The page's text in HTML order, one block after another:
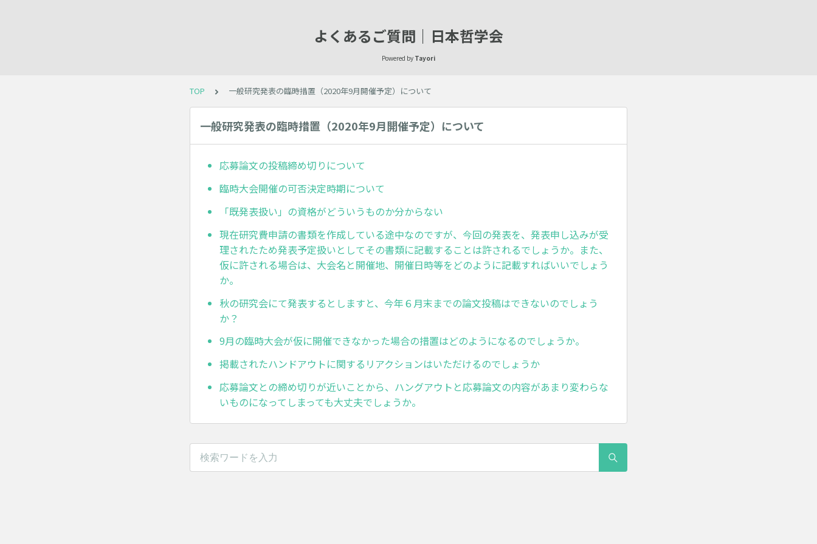
よくあるご質問｜日本哲学会
Powered by Tayori
TOP 一般研究発表の臨時措置（2020年9月開催予定）について
一般研究発表の臨時措置（2020年9月開催予定）について
応募論文の投稿締め切りについて
臨時大会開催の可否決定時期について
「既発表扱い」の資格がどういうものか分からない
現在研究費申請の書類を作成している途中なのですが、今回の発表を、発表申し込みが受
理されたため発表予定扱いとしてその書類に記載することは許されるでしょうか。また、
仮に許される場合は、大会名と開催地、開催日時等をどのように記載すればいいでしょう
か。
秋の研究会にて発表するとしますと、今年６月末までの論文投稿はできないのでしょう
か？
9月の臨時大会が仮に開催できなかった場合の措置はどのようになるのでしょうか。
掲載されたハンドアウトに関するリアクションはいただけるのでしょうか
応募論文との締め切りが近いことから、ハングアウトと応募論文の内容があまり変わらな
いものになってしまっても大丈夫でしょうか。